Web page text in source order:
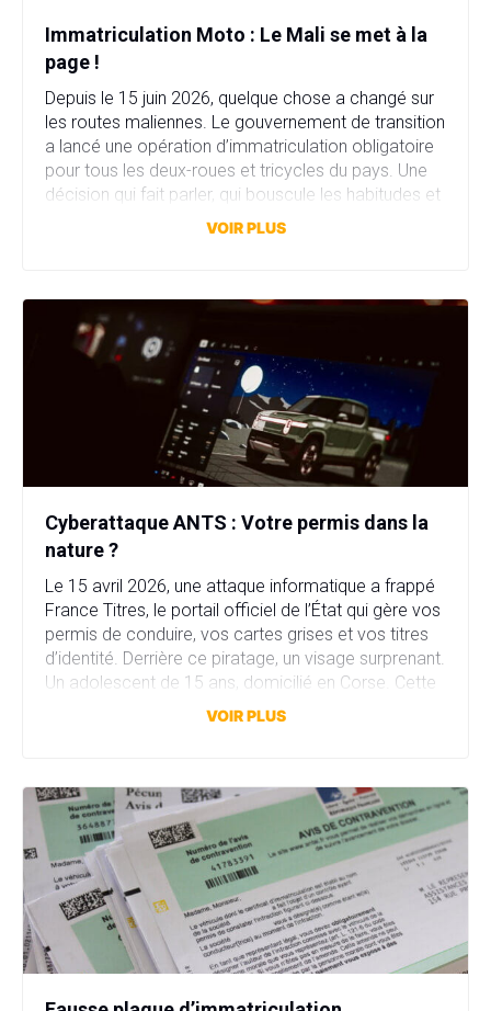
Immatriculation Moto : Le Mali se met à la
page !
Depuis le 15 juin 2026, quelque chose a changé sur
les routes maliennes. Le gouvernement de transition
a lancé une opération d’immatriculation obligatoire
pour tous les deux-roues et tricycles du pays. Une
décision qui fait parler, qui bouscule les habitudes et
qui dit beaucoup sur l’état d’un pays en pleine lutte
VOIR PLUS
Cyberattaque ANTS : Votre permis dans la
nature ?
Le 15 avril 2026, une attaque informatique a frappé
France Titres, le portail officiel de l’État qui gère vos
permis de conduire, vos cartes grises et vos titres
d’identité. Derrière ce piratage, un visage surprenant.
Un adolescent de 15 ans, domicilié en Corse. Cette
attaque a compromis plus de 11,7 millions comptes
VOIR PLUS